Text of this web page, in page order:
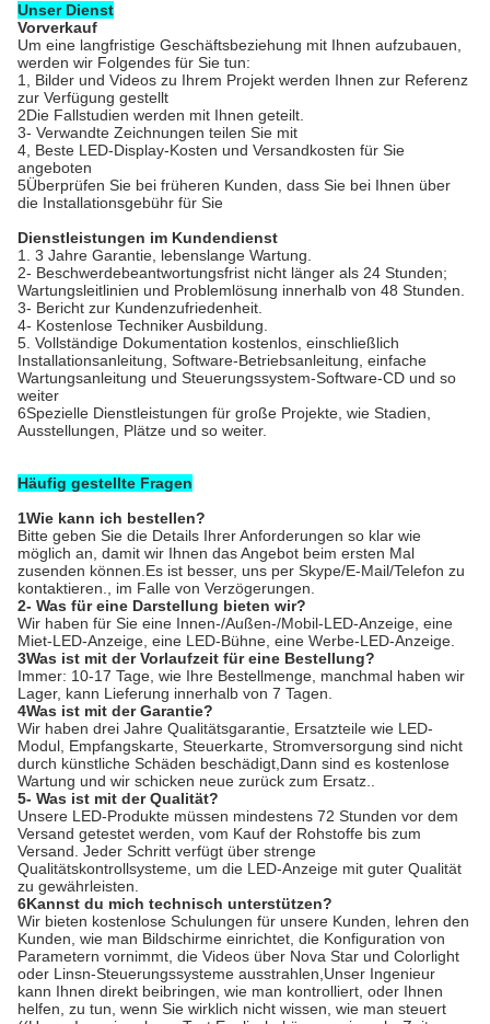
Unser Dienst
Vorverkauf
Um eine langfristige Geschäftsbeziehung mit Ihnen aufzubauen,
werden wir Folgendes für Sie tun:
1, Bilder und Videos zu Ihrem Projekt werden Ihnen zur Referenz
zur Verfügung gestellt
2Die Fallstudien werden mit Ihnen geteilt.
3- Verwandte Zeichnungen teilen Sie mit
4, Beste LED-Display-Kosten und Versandkosten für Sie
angeboten
5Überprüfen Sie bei früheren Kunden, dass Sie bei Ihnen über
die Installationsgebühr für Sie
Dienstleistungen im Kundendienst
1. 3 Jahre Garantie, lebenslange Wartung.
2- Beschwerdebeantwortungsfrist nicht länger als 24 Stunden;
Wartungsleitlinien und Problemlösung innerhalb von 48 Stunden.
3- Bericht zur Kundenzufriedenheit.
4- Kostenlose Techniker Ausbildung.
5. Vollständige Dokumentation kostenlos, einschließlich
Installationsanleitung, Software-Betriebsanleitung, einfache
Wartungsanleitung und Steuerungssystem-Software-CD und so
weiter
6Spezielle Dienstleistungen für große Projekte, wie Stadien,
Ausstellungen, Plätze und so weiter.
Häufig gestellte Fragen
1Wie kann ich bestellen?
Bitte geben Sie die Details Ihrer Anforderungen so klar wie
möglich an, damit wir Ihnen das Angebot beim ersten Mal
zusenden können.Es ist besser, uns per Skype/E-Mail/Telefon zu
kontaktieren., im Falle von Verzögerungen.
2- Was für eine Darstellung bieten wir?
Wir haben für Sie eine Innen-/Außen-/Mobil-LED-Anzeige, eine
Miet-LED-Anzeige, eine LED-Bühne, eine Werbe-LED-Anzeige.
3Was ist mit der Vorlaufzeit für eine Bestellung?
Immer: 10-17 Tage, wie Ihre Bestellmenge, manchmal haben wir
Lager, kann Lieferung innerhalb von 7 Tagen.
4Was ist mit der Garantie?
Wir haben drei Jahre Qualitätsgarantie, Ersatzteile wie LED-
Modul, Empfangskarte, Steuerkarte, Stromversorgung sind nicht
durch künstliche Schäden beschädigt,Dann sind es kostenlose
Wartung und wir schicken neue zurück zum Ersatz..
5- Was ist mit der Qualität?
Unsere LED-Produkte müssen mindestens 72 Stunden vor dem
Versand getestet werden, vom Kauf der Rohstoffe bis zum
Versand. Jeder Schritt verfügt über strenge
Qualitätskontrollsysteme, um die LED-Anzeige mit guter Qualität
zu gewährleisten.
6Kannst du mich technisch unterstützen?
Wir bieten kostenlose Schulungen für unsere Kunden, lehren den
Kunden, wie man Bildschirme einrichtet, die Konfiguration von
Parametern vornimmt, die Videos über Nova Star und Colorlight
oder Linsn-Steuerungssysteme ausstrahlen,Unser Ingenieur
kann Ihnen direkt beibringen, wie man kontrolliert, oder Ihnen
helfen, zu tun, wenn Sie wirklich nicht wissen, wie man steuert